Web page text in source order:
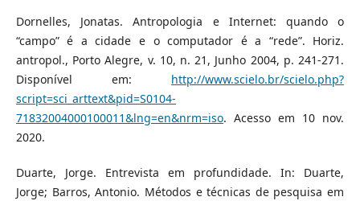
Dornelles, Jonatas. Antropologia e Internet: quando o
“campo” é a cidade e o computador é a “rede”. Horiz.
antropol., Porto Alegre, v. 10, n. 21, Junho 2004, p. 241-271.
Disponível em: http://www.scielo.br/scielo.php?
script=sci_arttext&pid=S0104-
71832004000100011&lng=en&nrm=iso. Acesso em 10 nov.
2020.
Duarte, Jorge. Entrevista em profundidade. In: Duarte,
Jorge; Barros, Antonio. Métodos e técnicas de pesquisa em